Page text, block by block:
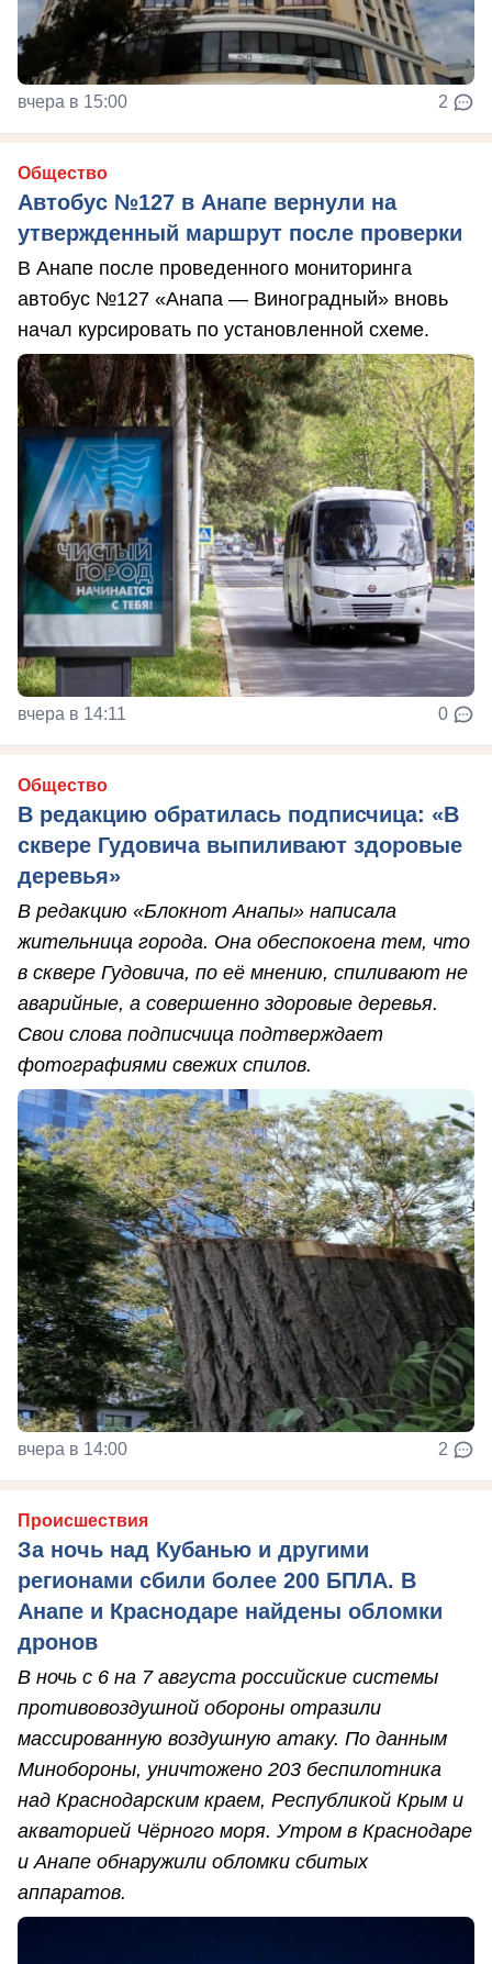
вчера в 15:00 2
Общество
Автобус №127 в Анапе вернули на
утвержденный маршрут после проверки
В Анапе после проведенного мониторинга
автобус №127 «Анапа — Виноградный» вновь
начал курсировать по установленной схеме.
вчера в 14:11 0
Общество
В редакцию обратилась подписчица: «В
сквере Гудовича выпиливают здоровые
деревья»
В редакцию «Блокнот Анапы» написала
жительница города. Она обеспокоена тем, что
в сквере Гудовича, по её мнению, спиливают не
аварийные, а совершенно здоровые деревья.
Свои слова подписчица подтверждает
фотографиями свежих спилов.
вчера в 14:00 2
Происшествия
За ночь над Кубанью и другими
регионами сбили более 200 БПЛА. В
Анапе и Краснодаре найдены обломки
дронов
В ночь с 6 на 7 августа российские системы
противовоздушной обороны отразили
массированную воздушную атаку. По данным
Минобороны, уничтожено 203 беспилотника
над Краснодарским краем, Республикой Крым и
акваторией Чёрного моря. Утром в Краснодаре
и Анапе обнаружили обломки сбитых
аппаратов.